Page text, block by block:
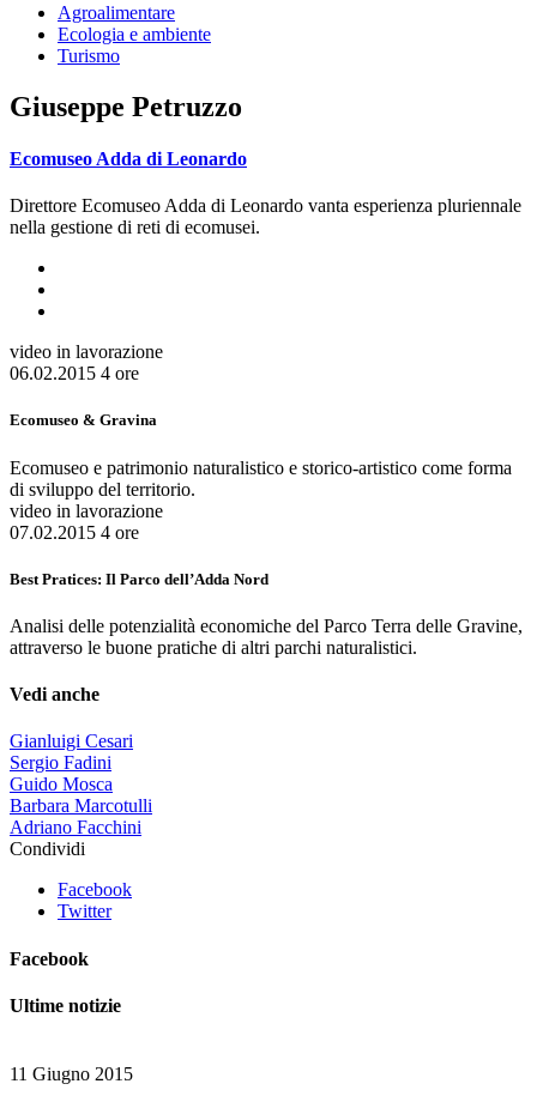
Agroalimentare
Ecologia e ambiente
Turismo
Giuseppe Petruzzo
Ecomuseo Adda di Leonardo
Direttore Ecomuseo Adda di Leonardo vanta esperienza pluriennale
nella gestione di reti di ecomusei.
video in lavorazione
06.02.2015 4 ore
Ecomuseo & Gravina
Ecomuseo e patrimonio naturalistico e storico-artistico come forma
di sviluppo del territorio.
video in lavorazione
07.02.2015 4 ore
Best Pratices: Il Parco dell’Adda Nord
Analisi delle potenzialità economiche del Parco Terra delle Gravine,
attraverso le buone pratiche di altri parchi naturalistici.
Vedi anche
Gianluigi Cesari
Sergio Fadini
Guido Mosca
Barbara Marcotulli
Adriano Facchini
Condividi
Facebook
Twitter
Facebook
Ultime notizie
11 Giugno 2015